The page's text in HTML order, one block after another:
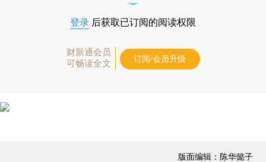
登录 后获取已订阅的阅读权限
财新通会员
可畅读全文
订阅/会员升级
版面编辑：陈华懿子